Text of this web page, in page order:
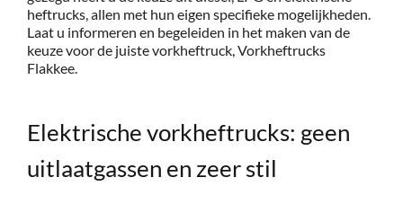
heftrucks, allen met hun eigen specifieke mogelijkheden.
Laat u informeren en begeleiden in het maken van de
keuze voor de juiste vorkheftruck, Vorkheftrucks
Flakkee.
Elektrische vorkheftrucks: geen
uitlaatgassen en zeer stil